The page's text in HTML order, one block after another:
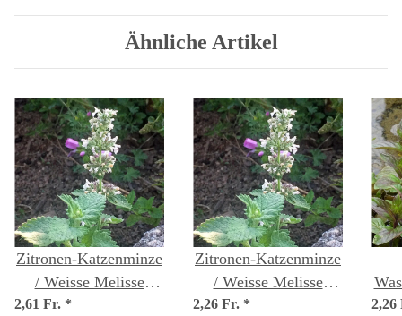
Ähnliche Artikel
Zitronen-Katzenminze
/ Weisse Melisse
(Nepeta cataria ssp.
2,61 Fr. *
Zitronen-Katzenminze
/ Weisse Melisse
(Nepeta cataria ssp.
2,26 Fr. *